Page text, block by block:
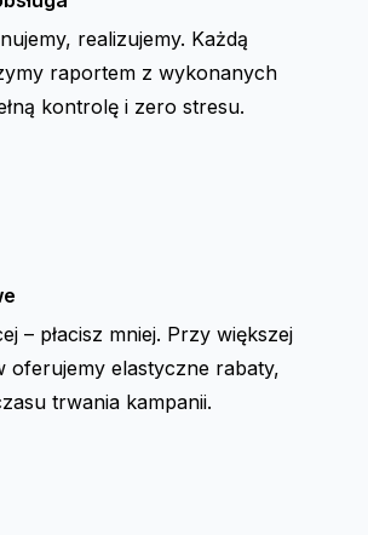
realizujemy. Każdą
raportem z wykonanych
kontrolę i zero stresu.
– płacisz mniej. Przy większej
oferujemy elastyczne rabaty,
trwania kampanii.